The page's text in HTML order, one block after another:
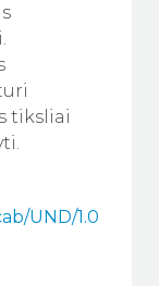
tiksliai
UND/1.0